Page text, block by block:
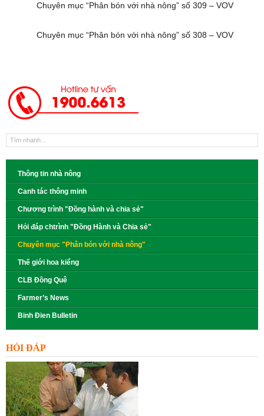
Chuyên mục “Phân bón với nhà nông” số 309 – VOV
Chuyên mục “Phân bón với nhà nông” số 308 – VOV
Thông tin nhà nông
Canh tác thông minh
Chương trình "Đồng hành và chia sẻ"
Hỏi đáp chtrình "Đồng Hành và Chia sẻ"
Chuyên mục "Phân bón với nhà nông"
Thế giới hoa kiểng
CLB Đồng Quê
Farmer’s News
Binh Đien Bulletin
HỎI ĐÁP